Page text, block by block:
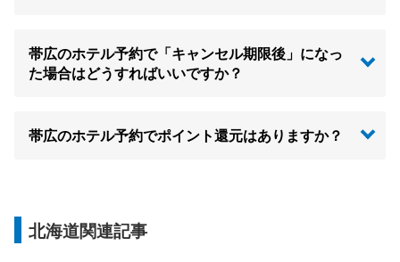
帯広のホテル予約で「キャンセル期限後」になっ
た場合はどうすればいいですか？
帯広のホテル予約でポイント還元はありますか？
北海道関連記事